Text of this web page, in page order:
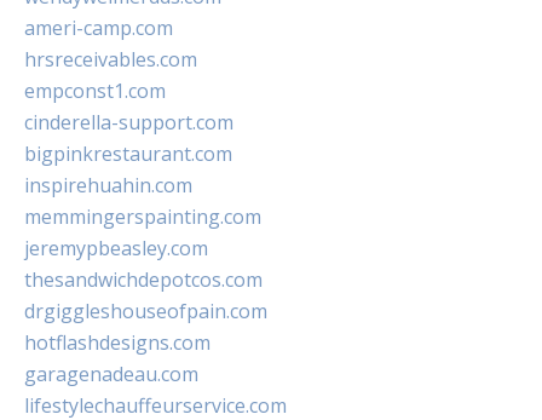
ameri-camp.com
hrsreceivables.com
empconst1.com
cinderella-support.com
bigpinkrestaurant.com
inspirehuahin.com
memmingerspainting.com
jeremypbeasley.com
thesandwichdepotcos.com
drgiggleshouseofpain.com
hotflashdesigns.com
garagenadeau.com
lifestylechauffeurservice.com